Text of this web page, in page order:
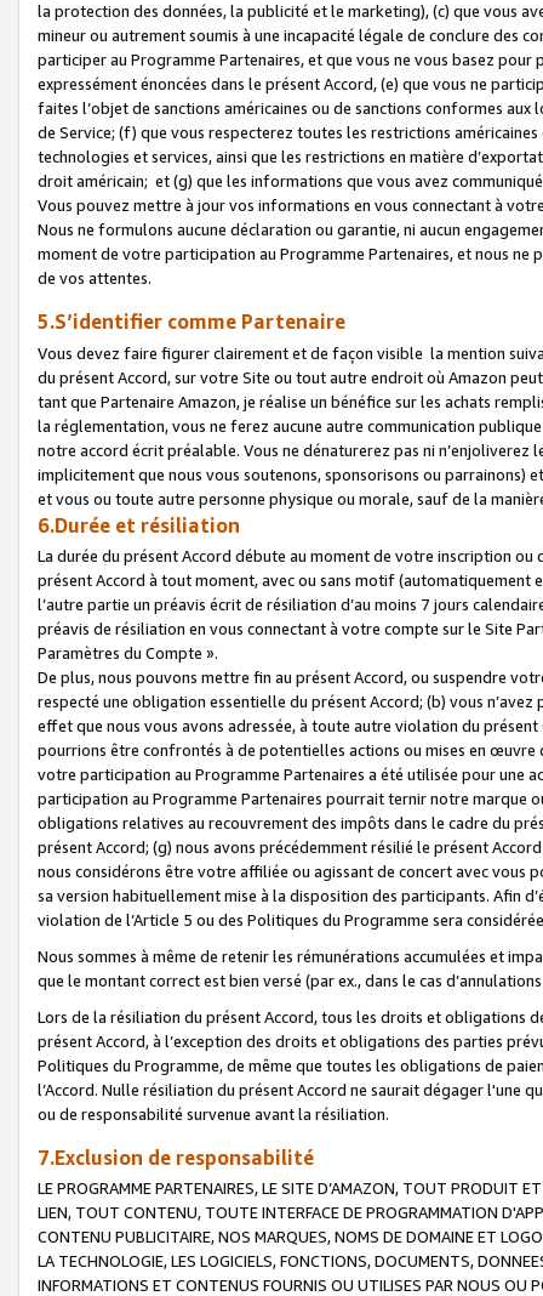
la protection des données, la publicité et le marketing), (c) que vous
mineur ou autrement soumis à une incapacité légale de conclure des
participer au Programme Partenaires, et que vous ne vous basez
expressément énoncées dans le présent Accord, (e) que vous ne
faites l’objet de sanctions américaines ou de sanctions conformes
de Service; (f) que vous respecterez toutes les restrictions
technologies et services, ainsi que les restrictions en matière
droit américain; et (g) que les informations que vous avez
Vous pouvez mettre à jour vos informations en vous connectant à
Nous ne formulons aucune déclaration ou garantie, ni aucun
moment de votre participation au Programme Partenaires, et nous
de vos attentes.
5.S’identifier comme Partenaire
Vous devez faire figurer clairement et de façon visible la mention
du présent Accord, sur votre Site ou tout autre endroit où Amazon
tant que Partenaire Amazon, je réalise un bénéfice sur les achats
la réglementation, vous ne ferez aucune autre communication
notre accord écrit préalable. Vous ne dénaturerez pas ni
implicitement que nous vous soutenons, sponsorisons ou parrainons)
et vous ou toute autre personne physique ou morale, sauf de la
6.Durée et résiliation
La durée du présent Accord débute au moment de votre inscription
présent Accord à tout moment, avec ou sans motif (automatiquement
l’autre partie un préavis écrit de résiliation d’au moins 7 jours
préavis de résiliation en vous connectant à votre compte sur le Site
Paramètres du Compte ».
De plus, nous pouvons mettre fin au présent Accord, ou suspendre
respecté une obligation essentielle du présent Accord; (b) vous
effet que nous vous avons adressée, à toute autre violation du
pourrions être confrontés à de potentielles actions ou mises en
votre participation au Programme Partenaires a été utilisée pour une
participation au Programme Partenaires pourrait ternir notre marque
obligations relatives au recouvrement des impôts dans le cadre du
présent Accord; (g) nous avons précédemment résilié le présent
nous considérons être votre affiliée ou agissant de concert avec vous
sa version habituellement mise à la disposition des participants. Afin
violation de l’Article 5 ou des Politiques du Programme sera
Nous sommes à même de retenir les rémunérations accumulées et
que le montant correct est bien versé (par ex., dans le cas
Lors de la résiliation du présent Accord, tous les droits et obligations
présent Accord, à l’exception des droits et obligations des parties
Politiques du Programme, de même que toutes les obligations de
l’Accord. Nulle résiliation du présent Accord ne saurait dégager l'une
ou de responsabilité survenue avant la résiliation.
7.Exclusion de responsabilité
LE PROGRAMME PARTENAIRES, LE SITE D’AMAZON, TOUT PRODUIT
LIEN, TOUT CONTENU, TOUTE INTERFACE DE PROGRAMMATION
CONTENU PUBLICITAIRE, NOS MARQUES, NOMS DE DOMAINE ET
LA TECHNOLOGIE, LES LOGICIELS, FONCTIONS, DOCUMENTS,
INFORMATIONS ET CONTENUS FOURNIS OU UTILISES PAR NOUS OU